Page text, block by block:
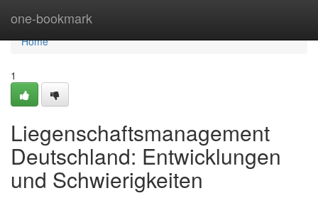
one-bookmark
Home
Home
1
Liegenschaftsmanagement
Deutschland: Entwicklungen
und Schwierigkeiten